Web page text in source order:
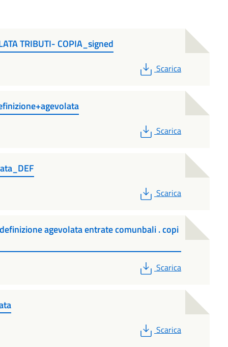
TRIBUTI- COPIA_signed
PDF
Scarica
PDF
Scarica
PDF
Scarica
agevolata entrate comunbali . copi
PDF
Scarica
PDF
Scarica